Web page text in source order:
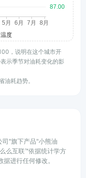
，说明在这个城市开
示季节对油耗变化的影
油耗趋势。
"旗下产品"小熊油
么互联™依据统计学方
进行任何修改。